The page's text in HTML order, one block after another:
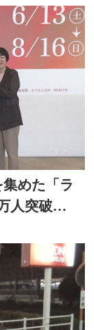
めた「ラ
万人突破